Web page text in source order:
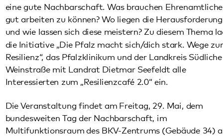
Weinstraße mit Landrat Dietmar Seefeldt alle
Interessierten zum „Resilienzcafé 2.0“ ein.
bundesweiten Tag der Nachbarschaft, im
Multifunktionsraum des BKV-Zentrums (Gebäude 34) auf
dem Campus Klingenmünster des Pfalzklinikums statt
(Weinstraße 100). Von 11 bis 13 Uhr können sich
bei einem World-Café Ideen einbringen sowie bei Suppe,
Baguette, Kaffee und Kuchen ins Gespräch kommen. Der
Eintritt ist frei. Um die Veranstaltung besser planen zu